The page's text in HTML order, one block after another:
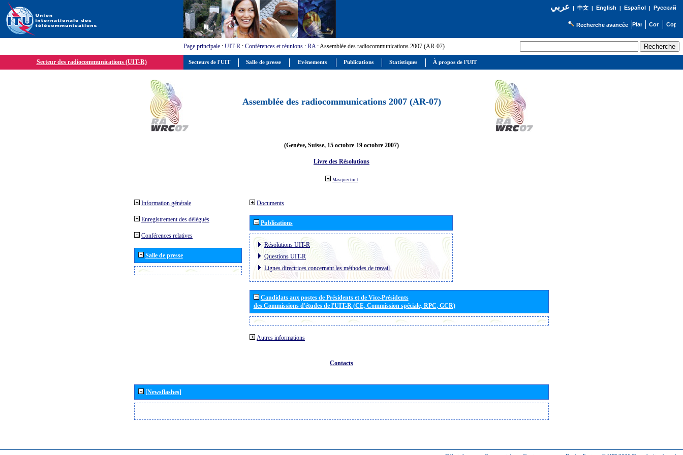
عربي| 中文| English | Español | Русский
Recherche avancée
Page principale : UIT-R : Conférences et réunions : RA: Assemblée des radiocommunications 2007 (AR-07)
Secteur des radiocommunications (UIT-R)
Assemblée des radiocommunications 2007 (AR-07)
(Genève, Suisse, 15 octobre-19 octobre 2007)
Livre des Résolutions
Masquer tout
Information générale
Enregistrement des délégués
Conférences relatives
Salle de presse
Documents
Publications
Résolutions UIT-R
Questions UIT-R
Lignes directrices concernant les méthodes de travail
Candidats aux postes de Présidents et de Vice-Présidents
des Commissions d'études de l'UIT-R (CE, Commission spéciale, RPC, GCR)
Autres informations
Contacts
[Newsflashes]
Secteurs de l'UIT Salle de presse Evénements Publications Statistiques À propos de l'UIT